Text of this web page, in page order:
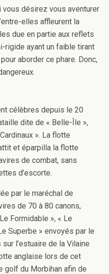
désirez vous aventurer
elles affleurent la
due en partie aux reflets
rigide ayant un faible tirant
aborder ce phare. Donc,
célèbres depuis le 20
dite de « Belle-Île »,
». La flotte
et éparpilla la flotte
de combat, sans
d’escorte.
par le maréchal de
de 70 à 80 canons,
Formidable », « Le
Superbe » envoyés par le
l’estuaire de la Vilaine
anglaise lors de cet
golf du Morbihan afin de